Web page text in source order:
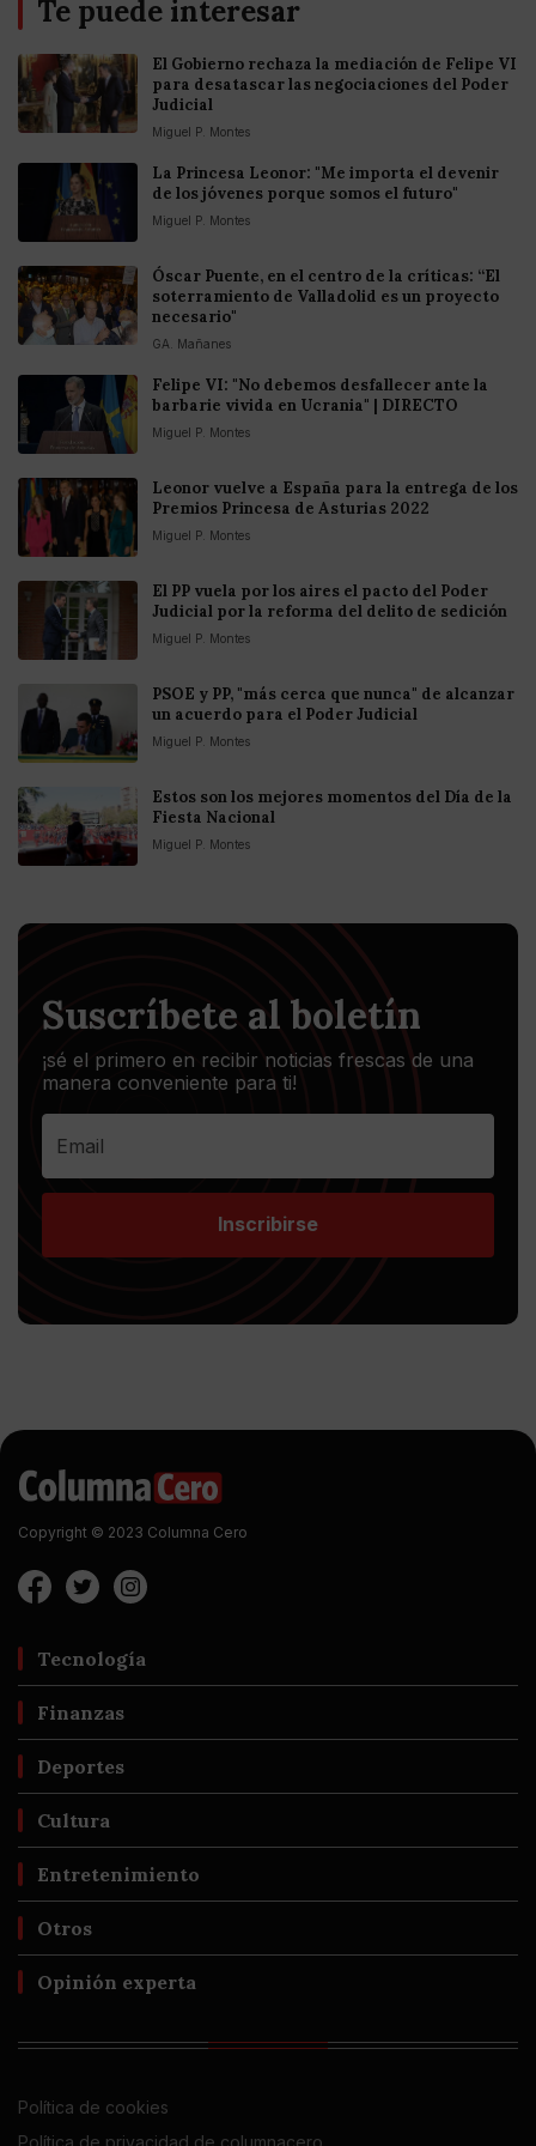
Te puede interesar
El Gobierno rechaza la mediación de Felipe VI
para desatascar las negociaciones del Poder
Judicial
Miguel P. Montes
La Princesa Leonor: "Me importa el devenir
de los jóvenes porque somos el futuro"
Miguel P. Montes
Óscar Puente, en el centro de la críticas: “El
soterramiento de Valladolid es un proyecto
necesario"
GA. Mañanes
Felipe VI: "No debemos desfallecer ante la
barbarie vivida en Ucrania" | DIRECTO
Miguel P. Montes
Leonor vuelve a España para la entrega de los
Premios Princesa de Asturias 2022
Miguel P. Montes
El PP vuela por los aires el pacto del Poder
Judicial por la reforma del delito de sedición
Miguel P. Montes
PSOE y PP, "más cerca que nunca" de alcanzar
un acuerdo para el Poder Judicial
Miguel P. Montes
Estos son los mejores momentos del Día de la
Fiesta Nacional
Miguel P. Montes
Suscríbete al boletín
¡sé el primero en recibir noticias frescas de una
manera conveniente para ti!
Inscribirse
Copyright © 2023 Columna Cero
Tecnología
Finanzas
Deportes
Cultura
Entretenimiento
Otros
Opinión experta
Política de cookies
Política de privacidad de columnacero